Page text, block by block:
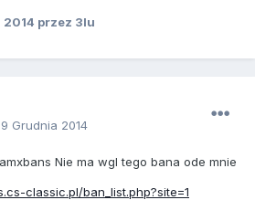
2014 przez 3lu
Grudnia 2014
Nie ma wgl tego bana ode mnie
classic.pl/ban_list.php?site=1